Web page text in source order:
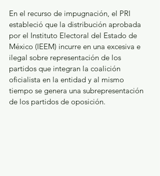
En el recurso de impugnación, el PRI
estableció que la distribución aprobada
por el Instituto Electoral del Estado de
México (IEEM) incurre en una excesiva e
ilegal sobre representación de los
partidos que integran la coalición
oficialista en la entidad y al mismo
tiempo se genera una subrepresentación
de los partidos de oposición.